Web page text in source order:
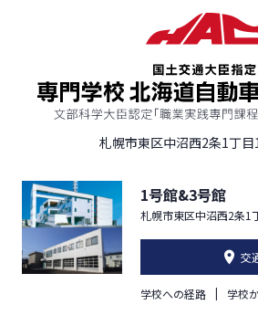
札幌市東区中沼西2条1丁
1号館&3号館
札幌市東区中沼西2条1
交
学校への経路 学校